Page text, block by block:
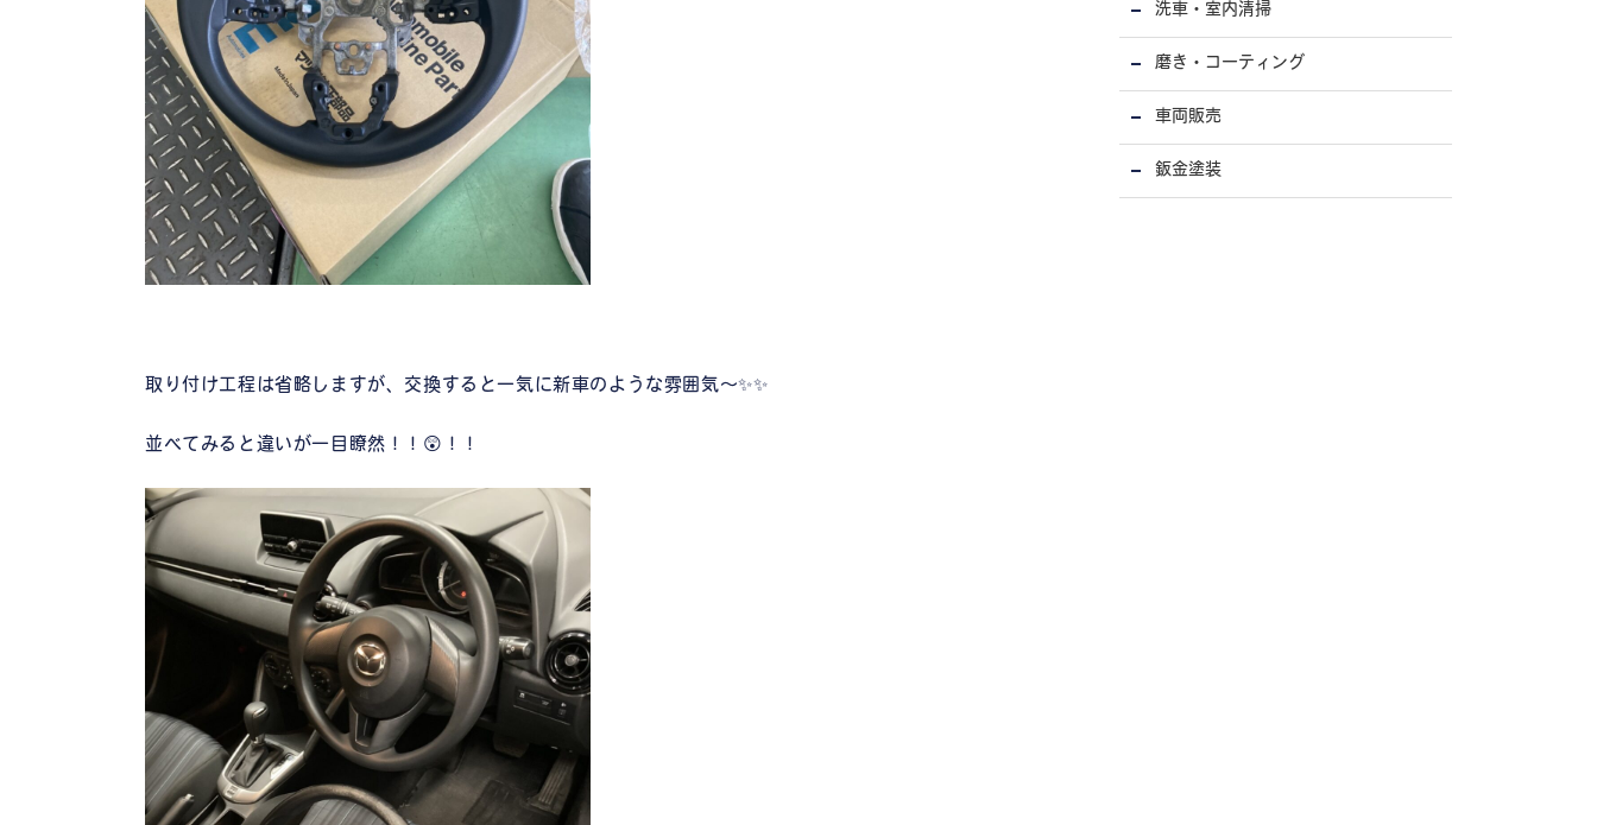
取り付け工程は省略しますが、交換すると一気に新車のような雰囲気～✨✨
並べてみると違いが一目瞭然！！😲！！
洗車・室内清掃
磨き・コーティング
車両販売
鈑金塗装